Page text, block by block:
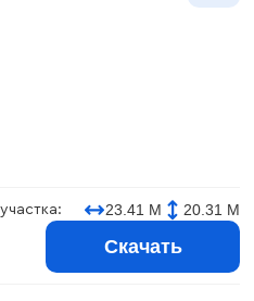
23.41 М 20.31 М
Скачать